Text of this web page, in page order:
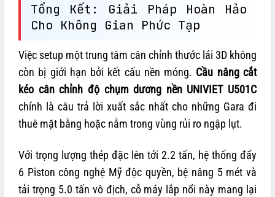
Tổng Kết: Giải Pháp Hoàn Hảo
Cho Không Gian Phức Tạp
Việc setup một trung tâm cân chỉnh thước lái 3D không
còn bị giới hạn bởi kết cấu nền móng. Cầu nâng cắt
kéo cân chỉnh độ chụm dương nền UNIVIET U501C
chính là câu trả lời xuất sắc nhất cho những Gara đi
thuê mặt bằng hoặc nằm trong vùng rủi ro ngập lụt.
Với trọng lượng thép đặc lên tới 2.2 tấn, hệ thống đẩy
6 Piston công nghệ Mỹ độc quyền, bệ nâng 5 mét và
tải trọng 5.0 tấn vô địch, cỗ máy lắp nổi này mang lại